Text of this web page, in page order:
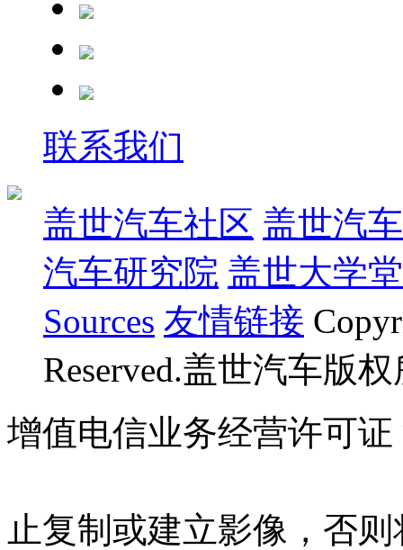
联系我们
盖世汽车社区 盖世汽
汽车研究院 盖世大学堂
Sources 友情链接
Reserved.盖世汽车版
增值电信业务经营许可证
止复制或建立影像，否